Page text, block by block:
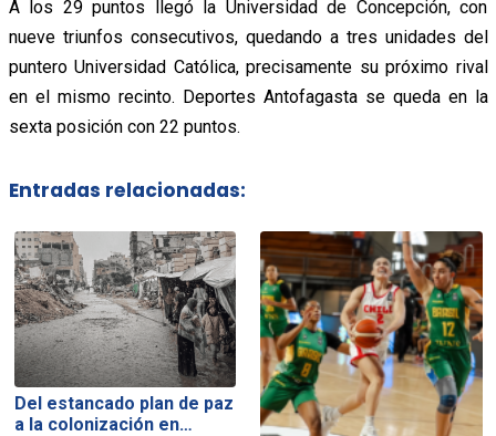
A los 29 puntos llegó la Universidad de Concepción, con
nueve triunfos consecutivos, quedando a tres unidades del
puntero Universidad Católica, precisamente su próximo rival
en el mismo recinto. Deportes Antofagasta se queda en la
sexta posición con 22 puntos.
Entradas relacionadas:
Del estancado plan de paz
a la colonización en…